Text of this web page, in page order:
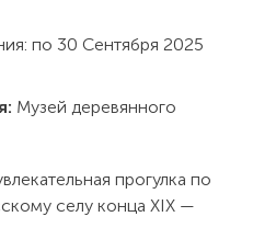
по 30 Сентября 2025
Музей деревянного
прогулка по
селу конца XIX —